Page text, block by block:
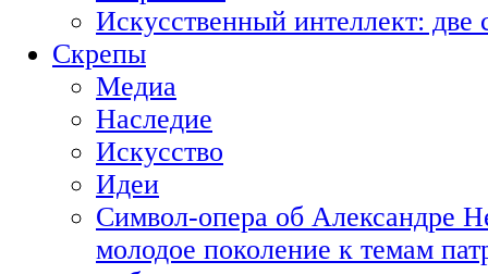
Искусственный интеллект:
Скрепы
Медиа
Наследие
Искусство
Идеи
Символ-опера об Александре
молодое поколение к темам